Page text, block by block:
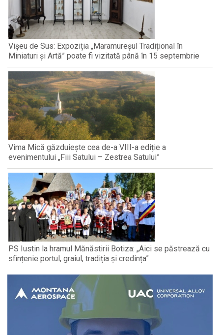
Vișeu de Sus: Expoziția „Maramureșul Tradițional în
Miniaturi și Artă” poate fi vizitată până în 15 septembrie
Vima Mică găzduiește cea de-a VIII-a ediție a
evenimentului „Fiii Satului – Zestrea Satului”
PS Iustin la hramul Mănăstirii Botiza: „Aici se păstrează cu
sfințenie portul, graiul, tradiția și credința”